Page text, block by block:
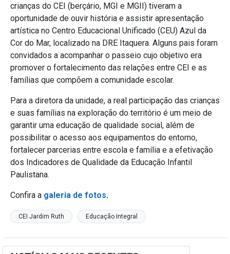
crianças do CEI (berçário, MGI e MGII) tiveram a
oportunidade de ouvir história e assistir apresentação
artística no Centro Educacional Unificado (CEU) Azul da
Cor do Mar, localizado na DRE Itaquera. Alguns pais foram
convidados a acompanhar o passeio cujo objetivo era
promover o fortalecimento das relações entre CEI e as
famílias que compõem a comunidade escolar.
Para a diretora da unidade, a real participação das crianças
e suas famílias na exploração do território é um meio de
garantir uma educação de qualidade social, além de
possibilitar o acesso aos equipamentos do entorno,
fortalecer parcerias entre escola e família e a efetivação
dos Indicadores de Qualidade da Educação Infantil
Paulistana.
Confira a galeria de fotos.
CEI Jardim Ruth Educação Integral